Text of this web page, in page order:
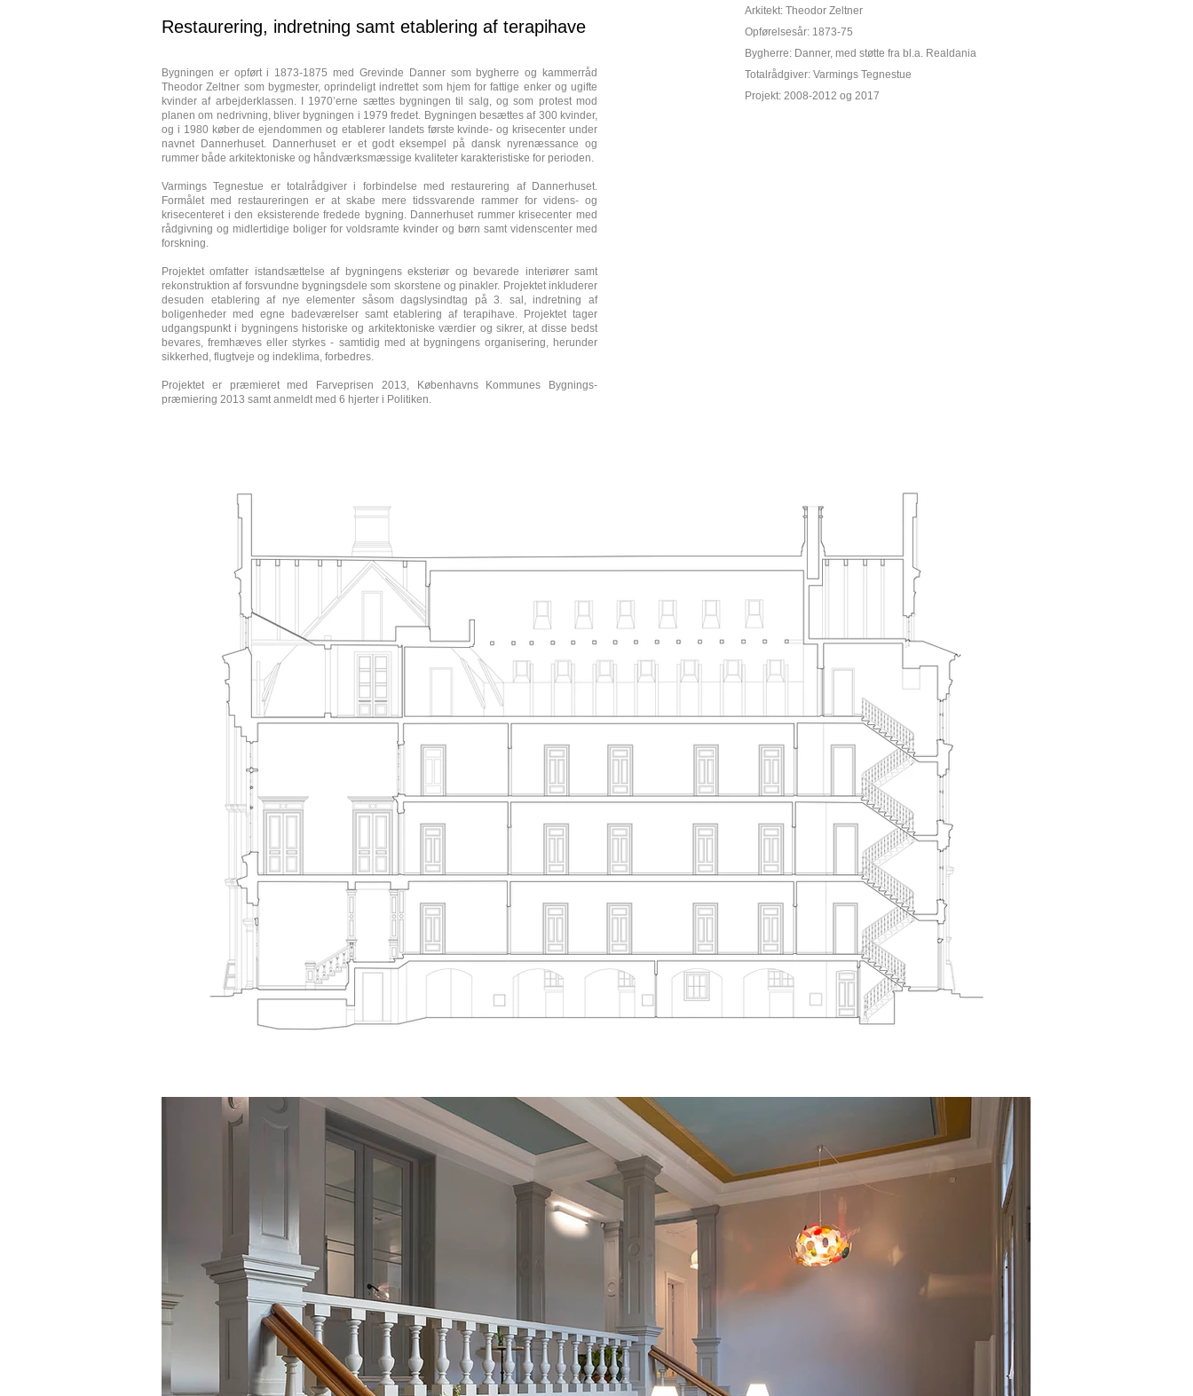
Restaurering, indretning samt etablering af terapihave
Arkitekt: Theodor Zeltner
Opførelsesår: 1873-75
Bygherre: Danner, med støtte fra bl.a. Realdania
Totalrådgiver: Varmings Tegnestue
Projekt: 2008-2012 og 2017
Bygningen er opført i 1873-1875 med Grevinde Danner som bygherre og kammerråd
Theodor Zeltner som bygmester, oprindeligt indrettet som hjem for fattige enker og ugifte
kvinder af arbejderklassen. I 1970’erne sættes bygningen til salg, og som protest mod
planen om nedrivning, bliver bygningen i 1979 fredet. Bygningen besættes af 300 kvinder,
og i 1980 køber de ejendommen og etablerer landets første kvinde- og krisecenter under
navnet Dannerhuset. Dannerhuset er et godt eksempel på dansk nyrenæssance og
rummer både arkitektoniske og håndværksmæssige kvaliteter karakteristiske for perioden.
Varmings Tegnestue er totalrådgiver i forbindelse med restaurering af Dannerhuset.
Formålet med restaureringen er at skabe mere tidssvarende rammer for videns- og
krisecenteret i den eksisterende fredede bygning. Dannerhuset rummer krisecenter med
rådgivning og midlertidige boliger for voldsramte kvinder og børn samt videnscenter med
forskning.
Projektet omfatter istandsættelse af bygningens eksteriør og bevarede interiører samt
rekonstruktion af forsvundne bygningsdele som skorstene og pinakler. Projektet inkluderer
desuden etablering af nye elementer såsom dagslysindtag på 3. sal, indretning af
boligenheder med egne badeværelser samt etablering af terapihave. Projektet tager
udgangspunkt i bygningens historiske og arkitektoniske værdier og sikrer, at disse bedst
bevares, fremhæves eller styrkes - samtidig med at bygningens organisering, herunder
sikkerhed, flugtveje og indeklima, forbedres.
Projektet er præmieret med Farveprisen 2013, Københavns Kommunes Bygnings-
præmiering 2013 samt anmeldt med 6 hjerter i Politiken.